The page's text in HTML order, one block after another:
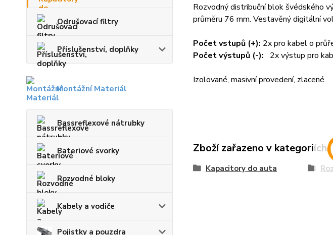
Odrušovací filtry
Příslušenství, doplňky
Montážní Materiál
Bassreflexové nátrubky
Bateriové svorky
Rozvodné bloky
Kabely a vodiče
Pojistky a pouzdra
Rozvodný distribuční blok švédského
průměru 76 mm. Vestavěný digitální
Počet vstupů (+): 2x pro kabel o
Počet výstupů (-): 2x výstup pro
Izolované, masivní provedení, zlacené.
Zboží zařazeno v kategoriích
Kapacitory do auta